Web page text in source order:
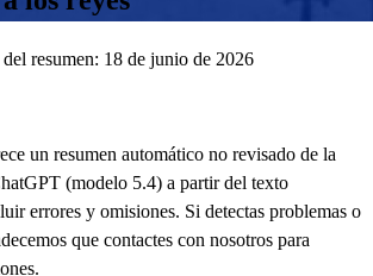
resumen: 18 de junio de 2026
un resumen automático no revisado de la
(modelo 5.4) a partir del texto
errores y omisiones. Si detectas problemas o
que contactes con nosotros para